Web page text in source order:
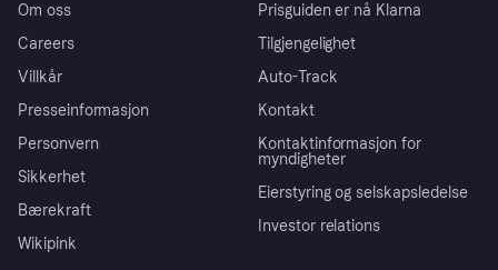
Om oss
Careers
Villkår
Presseinformasjon
Personvern
Sikkerhet
Bærekraft
Wikipink
Prisguiden er nå Klarna
Tilgjengelighet
Auto-Track
Kontakt
Kontaktinformasjon for
myndigheter
Eierstyring og selskapsledelse
Investor relations